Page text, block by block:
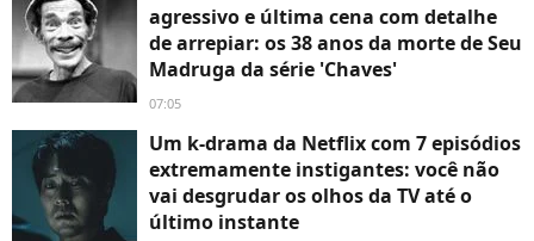
agressivo e última cena com detalhe
de arrepiar: os 38 anos da morte de Seu
Madruga da série 'Chaves'
07:05
Um k-drama da Netflix com 7 episódios
extremamente instigantes: você não
vai desgrudar os olhos da TV até o
último instante